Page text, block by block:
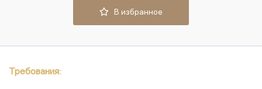
В избранное
Требования: